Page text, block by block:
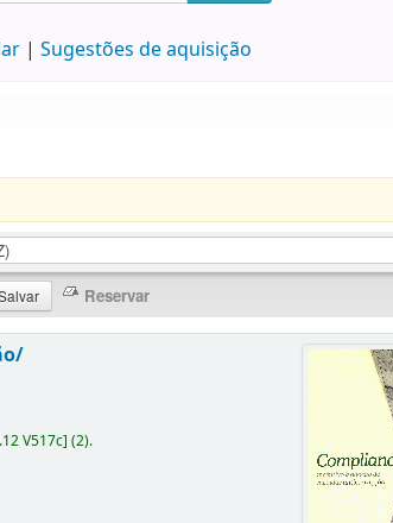
Sugestões de aquisição
V517c](2).